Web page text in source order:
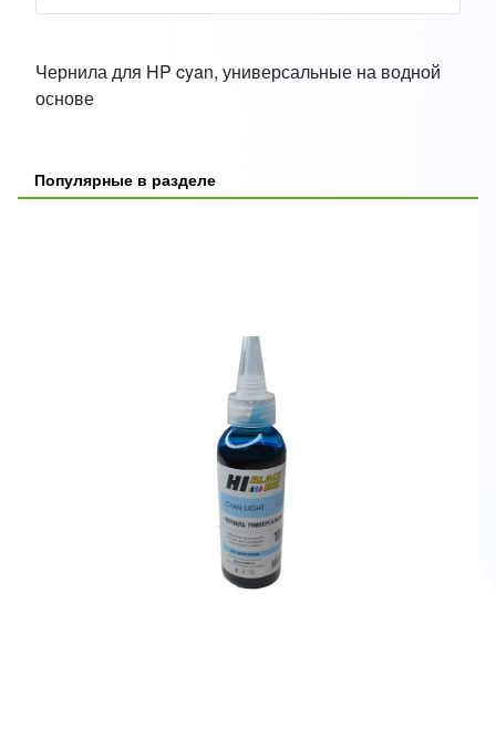
Чернила для HP cyan, универсальные на водной
основе
Популярные в разделе